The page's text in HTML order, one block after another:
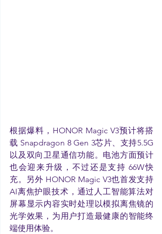
根据爆料，HONOR Magic V3预计将搭
载 Snapdragon 8 Gen 3芯片、支持5.5G
以及双向卫星通信功能。电池方面预计
也会迎来升级，不过还是支持 66W快
充。另外 HONOR Magic V3也首发支持
AI离焦护眼技术，通过人工智能算法对
屏幕显示内容实时处理以模拟离焦镜的
光学效果，为用户打造最健康的智能终
端使用体验。